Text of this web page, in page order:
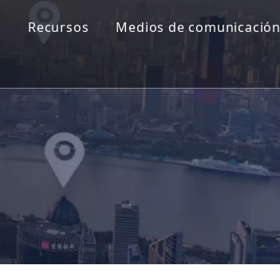
Recursos
Medios de comunicación